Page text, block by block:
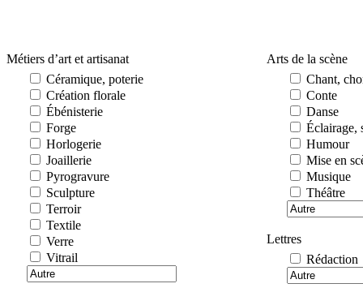
Métiers d’art et artisanat
Céramique, poterie
Création florale
Ébénisterie
Forge
Horlogerie
Joaillerie
Pyrogravure
Sculpture
Terroir
Textile
Verre
Vitrail
Arts de la scène
Chant,
Conte
Danse
Éclairage,
Humour
Mise en
Musique
Théâtre
Lettres
Rédaction